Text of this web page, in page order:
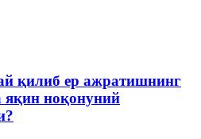
қилиб ер ажратишнинг
яқин ноқонуний